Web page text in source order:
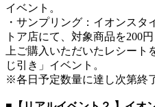
イベント。
・サンプリング：イオンス
トア店にて、対象商品を200
上ご購入いただいたレシート
じ引き」イベント。
※各日予定数量に達し次第終